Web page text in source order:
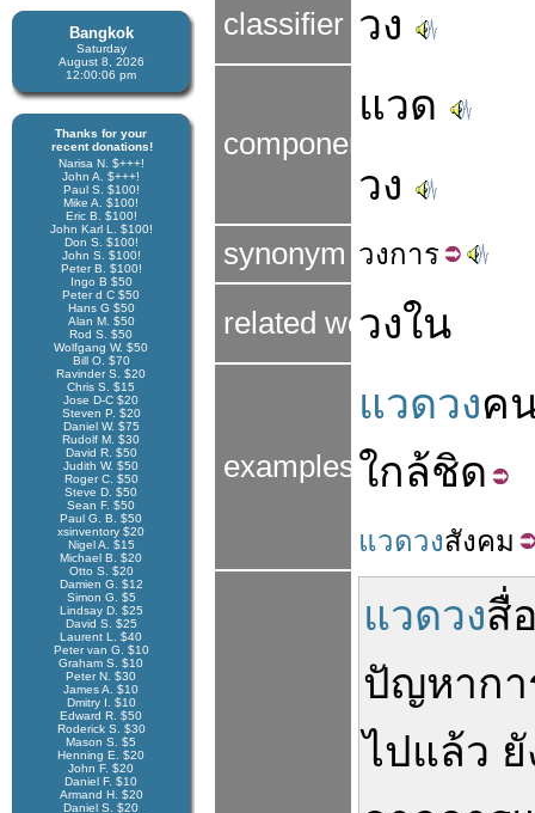
Bangkok
Saturday
August 8, 2026
12:00:06 pm
Thanks for your
recent donations!
Narisa N. $+++!
John A. $+++!
Paul S. $100!
Mike A. $100!
Eric B. $100!
John Karl L. $100!
Don S. $100!
John S. $100!
Peter B. $100!
Ingo B $50
Peter d C $50
Hans G $50
Alan M. $50
Rod S. $50
Wolfgang W. $50
Bill O. $70
Ravinder S. $20
Chris S. $15
Jose D-C $20
Steven P. $20
Daniel W. $75
Rudolf M. $30
David R. $50
Judith W. $50
Roger C. $50
Steve D. $50
Sean F. $50
Paul G. B. $50
xsinventory $20
Nigel A. $15
Michael B. $20
Otto S. $20
Damien G. $12
Simon G. $5
Lindsay D. $25
David S. $25
Laurent L. $40
Peter van G. $10
Graham S. $10
Peter N. $30
James A. $10
Dmitry I. $10
Edward R. $50
Roderick S. $30
Mason S. $5
Henning E. $20
John F. $20
Daniel F. $10
Armand H. $20
Daniel S. $20
classifier วง
components
แวด
วง
synonym วงการ
related wordวงใน
examples
แวดวงค
ใกล้ชิด
แวดวงสังคม
แวดวงสื่
ปัญหาก
ไป แล้ว ยั